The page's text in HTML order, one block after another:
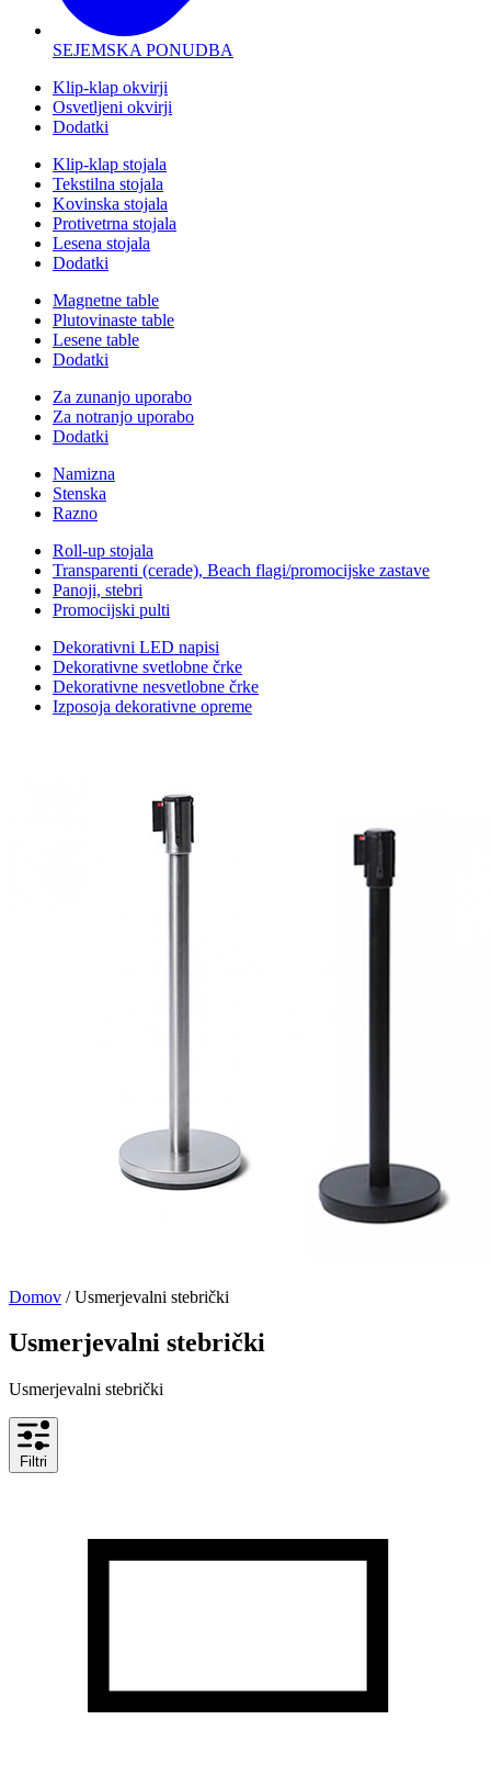
SEJEMSKA PONUDBA
Klip-klap okvirji
Osvetljeni okvirji
Dodatki
Klip-klap stojala
Tekstilna stojala
Kovinska stojala
Protivetrna stojala
Lesena stojala
Dodatki
Magnetne table
Plutovinaste table
Lesene table
Dodatki
Za zunanjo uporabo
Za notranjo uporabo
Dodatki
Namizna
Stenska
Razno
Roll-up stojala
Transparenti (cerade), Beach flagi/promocijske zastave
Panoji, stebri
Promocijski pulti
Dekorativni LED napisi
Dekorativne svetlobne črke
Dekorativne nesvetlobne črke
Izposoja dekorativne opreme
Domov / Usmerjevalni stebrički
Usmerjevalni stebrički
Usmerjevalni stebrički
Filtri